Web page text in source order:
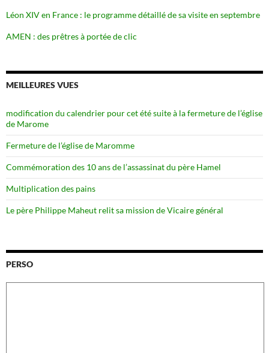
Léon XIV en France : le programme détaillé de sa visite en septembre
AMEN : des prêtres à portée de clic
MEILLEURES VUES
modification du calendrier pour cet été suite à la fermeture de l’église
de Marome
Fermeture de l’église de Maromme
Commémoration des 10 ans de l’assassinat du père Hamel
Multiplication des pains
Le père Philippe Maheut relit sa mission de Vicaire général
PERSO